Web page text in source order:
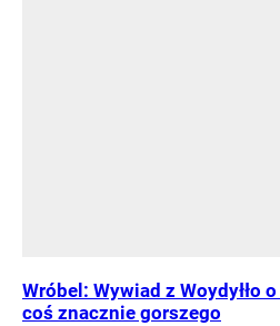
Wróbel: Wywiad z Woydyłło
coś znacznie gorszego